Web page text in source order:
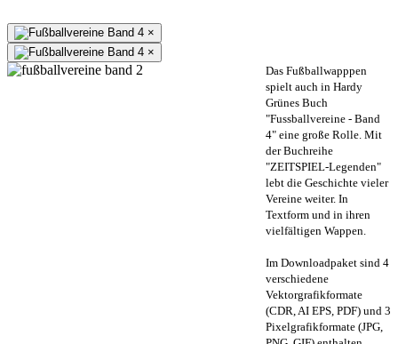
×
×
Das Fußballwapppen
spielt auch in Hardy
Grünes Buch
"Fussballvereine - Band
4" eine große Rolle. Mit
der Buchreihe
"ZEITSPIEL-Legenden"
lebt die Geschichte vieler
Vereine weiter. In
Textform und in ihren
vielfältigen Wappen.
Im Downloadpaket sind 4
verschiedene
Vektorgrafikformate
(CDR, AI EPS, PDF) und 3
Pixelgrafikformate (JPG,